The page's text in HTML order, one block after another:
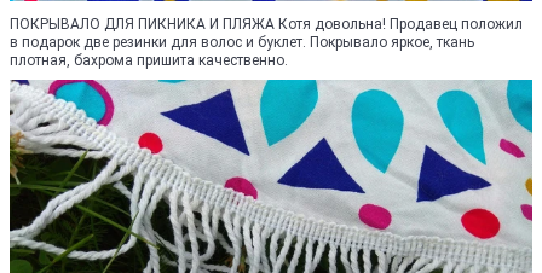
ПОКРЫВАЛО ДЛЯ ПИКНИКА И ПЛЯЖА Котя довольна! Продавец положил
в подарок две резинки для волос и буклет. Покрывало яркое, ткань
плотная, бахрома пришита качественно.